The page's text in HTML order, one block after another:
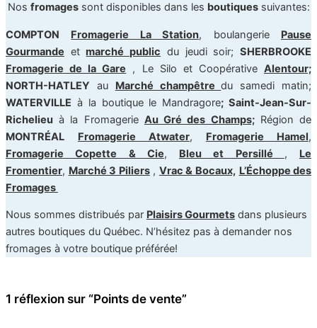
Nos fromagessont disponibles dans les boutiquessuivantes:
COMPTON Fromagerie La Station, boulangerie Pause
Gourmande etmarché public du jeudi soir;SHERBROOKE
Fromagerie de la Gare , Le Silo et CoopérativeAlentour;
NORTH-HATLEY au Marché champêtredu samedi matin;
WATERVILLE à la boutique le Mandragore; Saint-Jean-Sur-
Richelieu à la Fromagerie Au Gré des Champs;Région de
MONTRÉAL
Fromagerie Atwater, Fromagerie Hamel,
Fromagerie Copette & Cie, Bleu et Persillé , Le
Fromentier, Marché 3 Piliers, Vrac & Bocaux, L’Échoppe des
Fromages
Nous sommes distribués par Plaisirs Gourmets dans plusieurs
autres boutiques du Québec. N’hésitez pas à demander nos
fromages à votre boutique préférée!
1 réflexion sur “Points de vente”